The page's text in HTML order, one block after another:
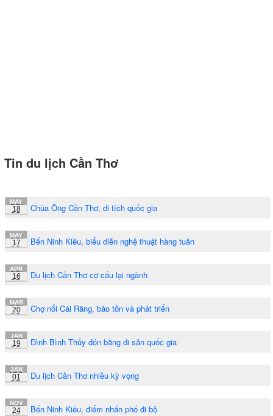
Tin du lịch Cần Thơ
MAY
18 Chùa Ông Cần Thơ, di tích quốc gia
MAY
17 Bến Ninh Kiều, biểu diễn nghệ thuật hàng tuần
APR
16 Du lịch Cần Thơ cơ cấu lại ngành
MAR
20 Chợ nổi Cái Răng, bảo tồn và phát triển
JAN
19 Đình Bình Thủy đón bằng di sản quốc gia
JAN
01 Du lịch Cần Thơ nhiều kỳ vọng
NOV
24 Bến Ninh Kiều, điểm nhấn phố đi bộ